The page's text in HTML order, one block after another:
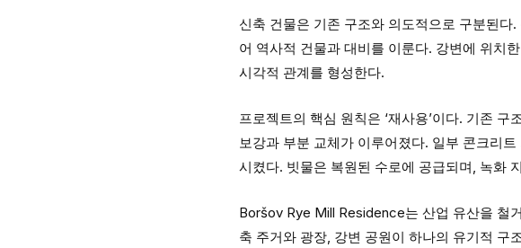
신축 건물은 기존 구조와 의도적으로 구분된
어 역사적 건물과 대비를 이룬다. 강변에 위치
시각적 관계를 형성한다.
프로젝트의 핵심 원칙은 ‘재사용’이다. 기존
보강과 부분 교체가 이루어졌다. 일부 콘크리
시켰다. 빗물은 복원된 수로에 공급되며, 녹화
Boršov Rye Mill Residence는 산업 유산을 철
축 주거와 광장, 강변 공원이 하나의 유기적 구